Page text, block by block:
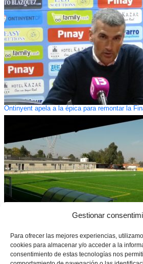
Gestionar
Para ofrecer las mejores experiencias,
cookies para almacenar y/o acceder a la
consentimiento de estas tecnologías nos
Ontinyent apela a la épica para remontar la
El Camp Miguel Monléon de Picassent
Copa de las Regiones UEFA